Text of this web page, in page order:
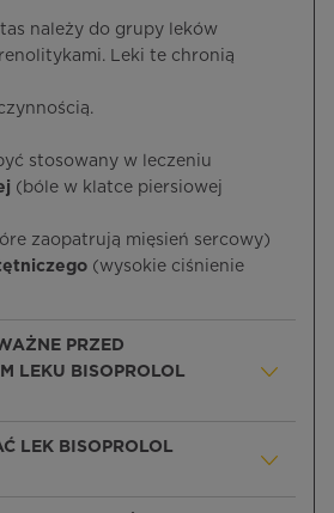
należy do grupy leków
Leki te chronią
stosowany w leczeniu
(bóle w klatce piersiowej
zaopatrują mięsień sercowy)
(wysokie ciśnienie
PRZED
LEKU BISOPROLOL
LEK BISOPROLOL